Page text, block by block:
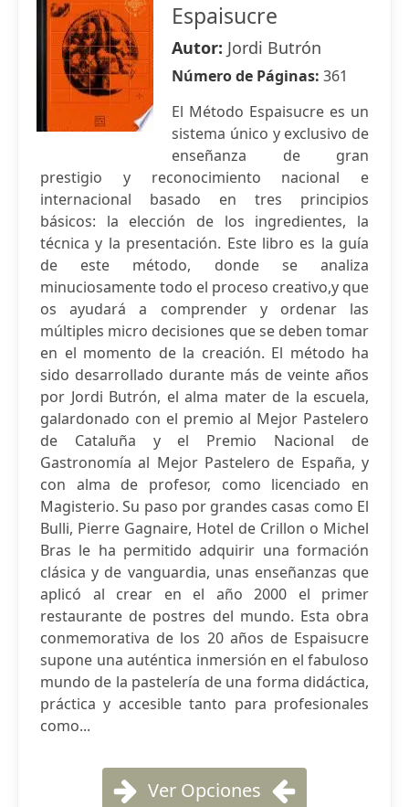
Espaisucre
Autor: Jordi Butrón
Número de Páginas: 361
El Método Espaisucre es un
sistema único y exclusivo de
enseñanza de gran
prestigio y reconocimiento nacional e
internacional basado en tres principios
básicos: la elección de los ingredientes, la
técnica y la presentación. Este libro es la guía
de este método, donde se analiza
minuciosamente todo el proceso creativo,y que
os ayudará a comprender y ordenar las
múltiples micro decisiones que se deben tomar
en el momento de la creación. El método ha
sido desarrollado durante más de veinte años
por Jordi Butrón, el alma mater de la escuela,
galardonado con el premio al Mejor Pastelero
de Cataluña y el Premio Nacional de
Gastronomía al Mejor Pastelero de España, y
con alma de profesor, como licenciado en
Magisterio. Su paso por grandes casas como El
Bulli, Pierre Gagnaire, Hotel de Crillon o Michel
Bras le ha permitido adquirir una formación
clásica y de vanguardia, unas enseñanzas que
aplicó al crear en el año 2000 el primer
restaurante de postres del mundo. Esta obra
conmemorativa de los 20 años de Espaisucre
supone una auténtica inmersión en el fabuloso
mundo de la pastelería de una forma didáctica,
práctica y accesible tanto para profesionales
como...
Ver Opciones